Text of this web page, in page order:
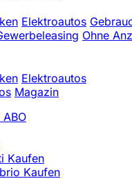
Elektroautos
Ohne
Elektroautos
Magazin
Kaufen
Kaufen